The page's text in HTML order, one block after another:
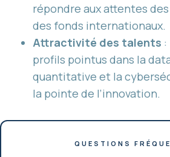
répondre aux attentes
des fonds internationaux.
Attractivité des talents
profils pointus dans la
quantitative et la
la pointe de l’innovation.
QUESTIONS